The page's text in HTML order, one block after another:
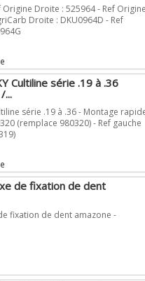
Origine Droite : 525964 - Ref Origine
Droite : DKU0964D - Ref
Cultiline série .19 à .36
...
série .19 à .36 - Montage
(remplace 980320) - Ref gauche
de fixation de dent
fixation de dent amazone -